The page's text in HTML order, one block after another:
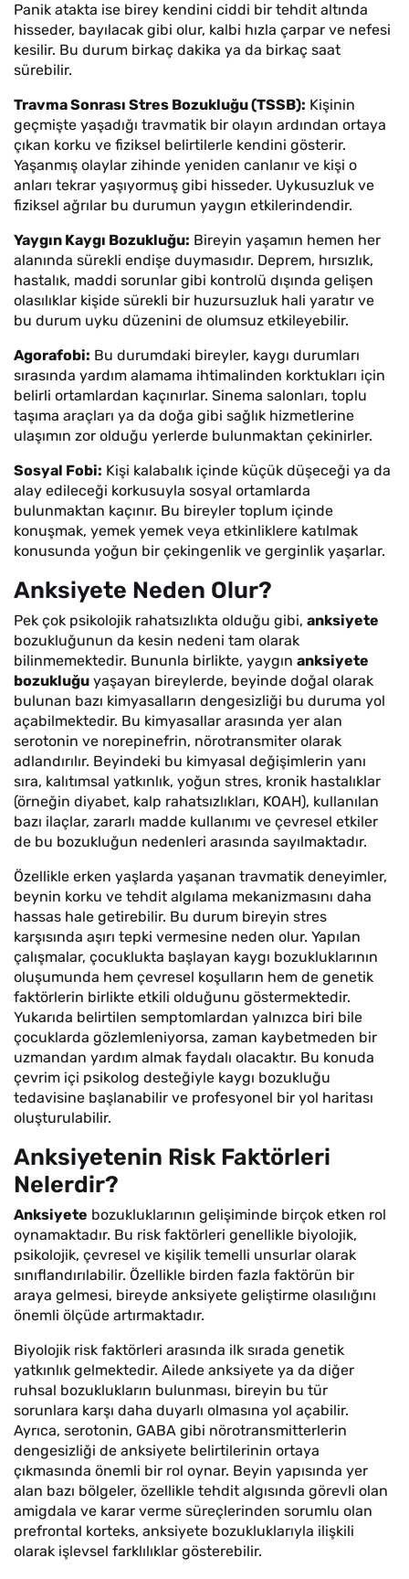
Panik atakta ise birey kendini ciddi bir tehdit altında
hisseder, bayılacak gibi olur, kalbi hızla çarpar ve nefesi
kesilir. Bu durum birkaç dakika ya da birkaç saat
sürebilir.
Travma Sonrası Stres Bozukluğu (TSSB): Kişinin
geçmişte yaşadığı travmatik bir olayın ardından ortaya
çıkan korku ve fiziksel belirtilerle kendini gösterir.
Yaşanmış olaylar zihinde yeniden canlanır ve kişi o
anları tekrar yaşıyormuş gibi hisseder. Uykusuzluk ve
fiziksel ağrılar bu durumun yaygın etkilerindendir.
Yaygın Kaygı Bozukluğu: Bireyin yaşamın hemen her
alanında sürekli endişe duymasıdır. Deprem, hırsızlık,
hastalık, maddi sorunlar gibi kontrolü dışında gelişen
olasılıklar kişide sürekli bir huzursuzluk hali yaratır ve
bu durum uyku düzenini de olumsuz etkileyebilir.
Agorafobi: Bu durumdaki bireyler, kaygı durumları
sırasında yardım alamama ihtimalinden korktukları için
belirli ortamlardan kaçınırlar. Sinema salonları, toplu
taşıma araçları ya da doğa gibi sağlık hizmetlerine
ulaşımın zor olduğu yerlerde bulunmaktan çekinirler.
Sosyal Fobi: Kişi kalabalık içinde küçük düşeceği ya da
alay edileceği korkusuyla sosyal ortamlarda
bulunmaktan kaçınır. Bu bireyler toplum içinde
konuşmak, yemek yemek veya etkinliklere katılmak
konusunda yoğun bir çekingenlik ve gerginlik yaşarlar.
Anksiyete Neden Olur?
Pek çok psikolojik rahatsızlıkta olduğu gibi, anksiyete
bozukluğunun da kesin nedeni tam olarak
bilinmemektedir. Bununla birlikte, yaygın anksiyete
bozukluğu yaşayan bireylerde, beyinde doğal olarak
bulunan bazı kimyasalların dengesizliği bu duruma yol
açabilmektedir. Bu kimyasallar arasında yer alan
serotonin ve norepinefrin, nörotransmiter olarak
adlandırılır. Beyindeki bu kimyasal değişimlerin yanı
sıra, kalıtımsal yatkınlık, yoğun stres, kronik hastalıklar
(örneğin diyabet, kalp rahatsızlıkları, KOAH), kullanılan
bazı ilaçlar, zararlı madde kullanımı ve çevresel etkiler
de bu bozukluğun nedenleri arasında sayılmaktadır.
Özellikle erken yaşlarda yaşanan travmatik deneyimler,
beynin korku ve tehdit algılama mekanizmasını daha
hassas hale getirebilir. Bu durum bireyin stres
karşısında aşırı tepki vermesine neden olur. Yapılan
çalışmalar, çocuklukta başlayan kaygı bozukluklarının
oluşumunda hem çevresel koşulların hem de genetik
faktörlerin birlikte etkili olduğunu göstermektedir.
Yukarıda belirtilen semptomlardan yalnızca biri bile
çocuklarda gözlemleniyorsa, zaman kaybetmeden bir
uzmandan yardım almak faydalı olacaktır. Bu konuda
çevrim içi psikolog desteğiyle kaygı bozukluğu
tedavisine başlanabilir ve profesyonel bir yol haritası
oluşturulabilir.
Anksiyetenin Risk Faktörleri
Nelerdir?
Anksiyete bozukluklarının gelişiminde birçok etken rol
oynamaktadır. Bu risk faktörleri genellikle biyolojik,
psikolojik, çevresel ve kişilik temelli unsurlar olarak
sınıflandırılabilir. Özellikle birden fazla faktörün bir
araya gelmesi, bireyde anksiyete geliştirme olasılığını
önemli ölçüde artırmaktadır.
Biyolojik risk faktörleri arasında ilk sırada genetik
yatkınlık gelmektedir. Ailede anksiyete ya da diğer
ruhsal bozuklukların bulunması, bireyin bu tür
sorunlara karşı daha duyarlı olmasına yol açabilir.
Ayrıca, serotonin, GABA gibi nörotransmitterlerin
dengesizliği de anksiyete belirtilerinin ortaya
çıkmasında önemli bir rol oynar. Beyin yapısında yer
alan bazı bölgeler, özellikle tehdit algısında görevli olan
amigdala ve karar verme süreçlerinden sorumlu olan
prefrontal korteks, anksiyete bozukluklarıyla ilişkili
olarak işlevsel farklılıklar gösterebilir.